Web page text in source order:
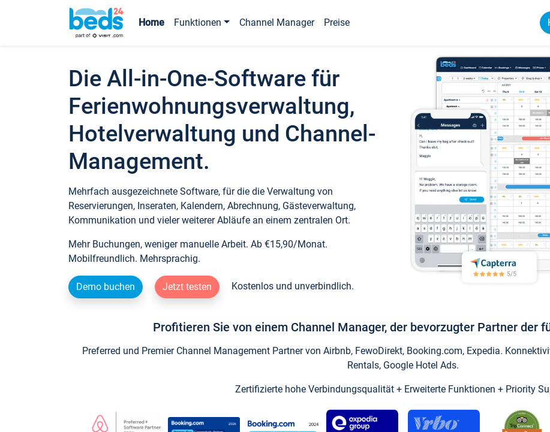
Home Funktionen Channel Manager Preise
Die All-in-One-Software für
Ferienwohnungsverwaltung,
Hotelverwaltung und Channel-
Management.
Mehrfach ausgezeichnete Software, für die die Verwaltung von
Reservierungen, Inseraten, Kalendern, Abrechnung, Gästeverwaltung,
Kommunikation und vieler weiterer Abläufe an einem zentralen Ort.
Mehr Buchungen, weniger manuelle Arbeit. Ab €15,90/Monat.
Mobilfreundlich. Mehrsprachig.
Demo buchen Jetzt testen Kostenlos und unverbindlich.
Profitieren Sie von einem Channel Manager, der bevorzugter Partner der
Preferred und Premier Channel Management Partner von Airbnb, FewoDirekt, Booking.com, Expedia.
Rentals, Google Hotel Ads.
Zertifizierte hohe Verbindungsqualität + Erweiterte Funktionen + Priority